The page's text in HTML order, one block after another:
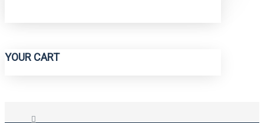
YOUR CART